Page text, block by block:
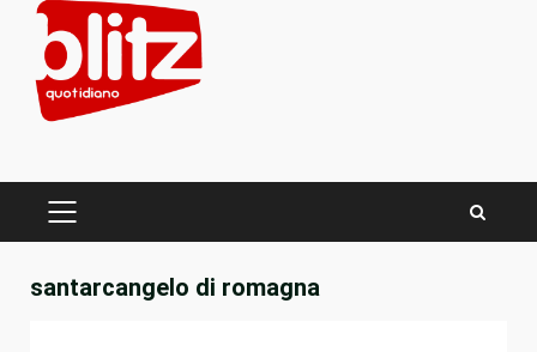
content
PRIMARY
santarcangelo di romagna